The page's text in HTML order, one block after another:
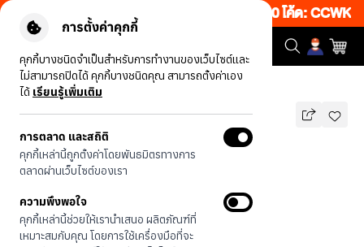
การตั้งค่าคุกกี้
คุกกี้บางชนิดจำเป็นสำหรับการทำงานของเว็บไซต์และ
ไม่สามารถปิดได้ คุกกี้บางชนิดคุณ สามารถตั้งค่าเอง
ได้ เรียนรู้เพิ่มเติม
การตลาด และสถิติ
คุกกี้เหล่านี้ถูกตั้งค่าโดยพันธมิตรทางการ
ตลาดผ่านเว็บไซต์ของเรา
ความพึงพอใจ
คุกกี้เหล่านี้ช่วยให้เรานำเสนอ ผลิตภัณฑ์ที่
เหมาะสมกับคุณ โดยการใช้เครื่องมือที่จะ
ว็บ 50% เพียงช้อป 1 ชิ้น เริ่มคืนนี้ 20.00-23.00 โค้ด: CCWK2|
รุ่นทั้งหมด ลูกเต๋าหัวใจ
ลูกเต๋าหัวใจ
590 บาท
ประหยัดไป 200
🔥 ลด 200.- ขั้นต่ำ 1,000.- โค้ด:
EOSS200